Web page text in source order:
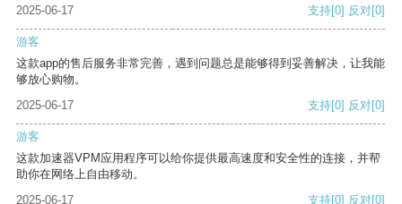
2025-06-17
支持[0] 反对[0]
游客
这款app的售后服务非常完善，遇到问题总是能够得到妥善解决，让我能
够放心购物。
2025-06-17
支持[0] 反对[0]
游客
这款加速器VPM应用程序可以给你提供最高速度和安全性的连接，并帮
助你在网络上自由移动。
2025-06-17
支持[0] 反对[0]